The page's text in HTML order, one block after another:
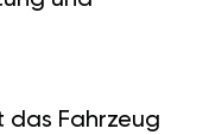
das Fahrzeug